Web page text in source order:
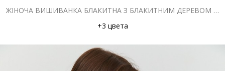
ЖІНОЧА ВИШИВАНКА БЛАКИТНА З БЛАКИТНИМ ДЕРЕВОМ ЖИТТЯ ГЛАДДЮ
+3 цвета